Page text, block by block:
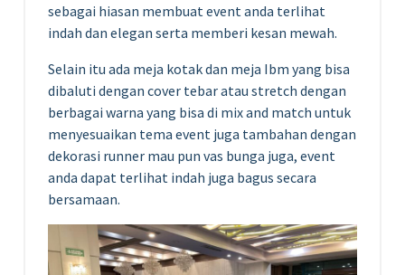
sebagai hiasan membuat event anda terlihat
indah dan elegan serta memberi kesan mewah.
Selain itu ada meja kotak dan meja Ibm yang bisa
dibaluti dengan cover tebar atau stretch dengan
berbagai warna yang bisa di mix and match untuk
menyesuaikan tema event juga tambahan dengan
dekorasi runner mau pun vas bunga juga, event
anda dapat terlihat indah juga bagus secara
bersamaan.